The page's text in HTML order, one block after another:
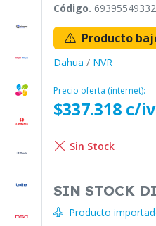
Código.
Producto
Dahua / NVR
Precio oferta (internet):
$337.318 c/
Sin Stock
SIN STOCK
Producto